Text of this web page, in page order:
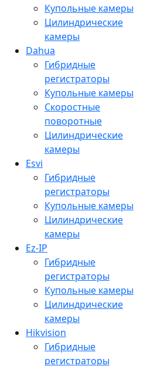
Купольные камеры
Цилиндрические
камеры
Dahua
Гибридные
регистраторы
Купольные камеры
Скоростные
поворотные
Цилиндрические
камеры
Esvi
Гибридные
регистраторы
Купольные камеры
Цилиндрические
камеры
Ez-IP
Гибридные
регистраторы
Купольные камеры
Цилиндрические
камеры
Hikvision
Гибридные
регистраторы